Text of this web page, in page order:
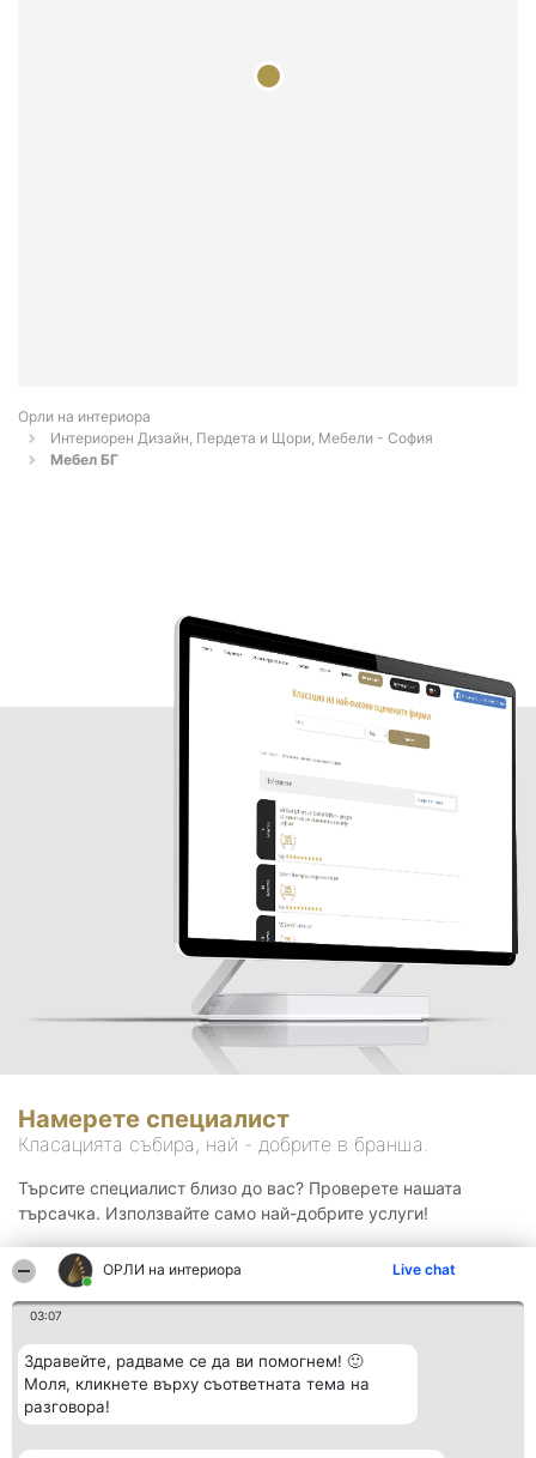
ОРЛИ на интериора Live chat
03:07
Здравейте, радваме се да ви помогнем! 🙂
Моля, кликнете върху съответната тема на
разговора!
Орли на интериора
Интериорен Дизайн, Пердета и Щори, Мебели - София
Мебел БГ
Намерете специалист
Класацията събира, най - добрите в бранша.
Търсите специалист близо до вас? Проверете нашата
търсачка. Използвайте само най-добрите услуги!